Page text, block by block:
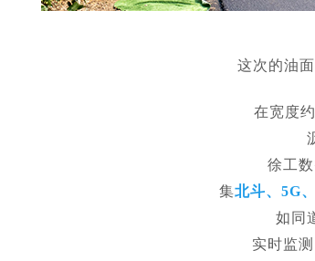
这次的油
在宽度
徐工
集北斗、5G
如同
实时监